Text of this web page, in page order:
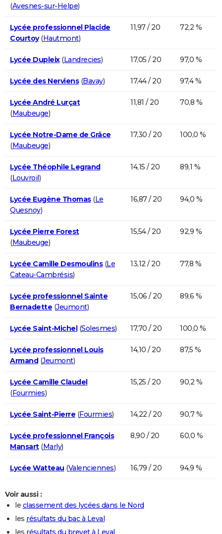
(Avesnes-sur-Helpe)
Lycée professionnel Placide
Courtoy(Hautmont)
11,97 / 20 72,2 %
Lycée Dupleix(Landrecies) 17,05 / 20 97,0 %
Lycée des Nerviens(Bavay) 17,44 / 20 97,4 %
Lycée André Lurçat
(Maubeuge)
11,81 / 20 70,8 %
Lycée Notre-Dame de Grâce
(Maubeuge)
17,30 / 20 100,0 %
Lycée Théophile Legrand
(Louvroil)
14,15 / 20 89,1 %
Lycée Eugène Thomas(Le
Quesnoy)
16,87 / 20 94,0 %
Lycée Pierre Forest
(Maubeuge)
15,54 / 20 92,9 %
Lycée Camille Desmoulins(Le
Cateau-Cambrésis)
13,12 / 20 77,8 %
Lycée professionnel Sainte
Bernadette (Jeumont)
15,06 / 20 89,6 %
Lycée Saint-Michel(Solesmes) 17,70 / 20 100,0 %
Lycée professionnel Louis
Armand(Jeumont)
14,10 / 20 87,5 %
Lycée Camille Claudel
(Fourmies)
15,25 / 20 90,2 %
Lycée Saint-Pierre (Fourmies) 14,22 / 20 90,7 %
Lycée professionnel François
Mansart(Marly)
8,90 / 20 60,0 %
Lycée Watteau (Valenciennes) 16,79 / 20 94,9 %
Voir aussi :
le classement des lycées dans le Nord
les résultats du bac à Leval
les résultats du brevet à Leval